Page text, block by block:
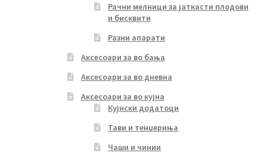
Рачни мелници за јаткасти плодови
и бисквити
Разни апарати
Аксесоари за во бања
Аксесоари за во дневна
Аксесоари за во кујна
Кујнски додатоци
Тави и тенџериња
Чаши и чинии